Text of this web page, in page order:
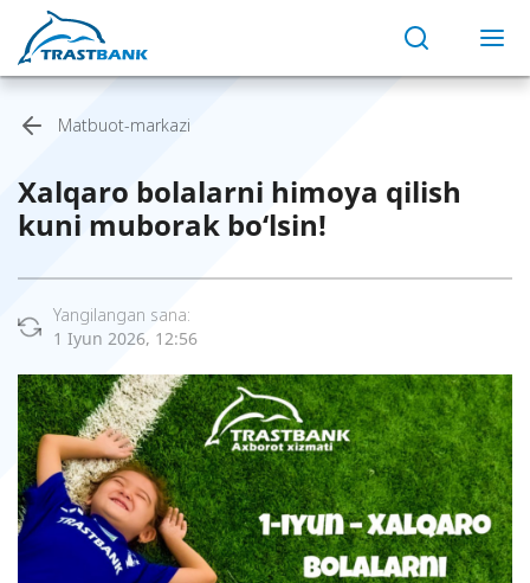
Matbuot-markazi
Xalqaro bolalarni himoya qilish
kuni muborak bo‘lsin!
Yangilangan sana:
1 Iyun 2026, 12:56